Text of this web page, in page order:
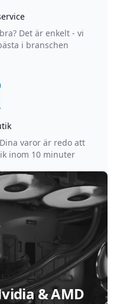
Det är enkelt - vi
i branschen
varor är redo att
inom 10 minuter
& AMD